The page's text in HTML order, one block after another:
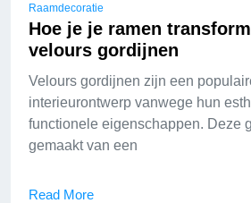
Raamdecoratie
Hoe je je ramen
velours gordijnen
Velours gordijnen zijn een
interieurontwerp vanwege hun
functionele eigenschappen. Deze
gemaakt van een
Read More